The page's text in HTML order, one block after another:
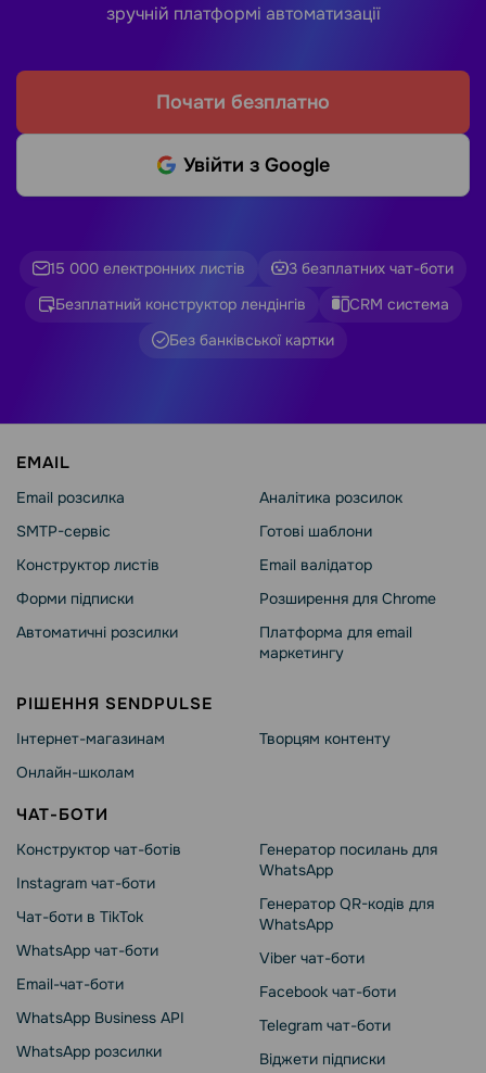
зручній платформі автоматизації
Почати безплатно
Увійти з Google
15 000 електронних листів
3 безплатних чат-боти
Безплатний конструктор лендінгів
CRM система
Без банківської картки
EMAIL
Email розсилка
SMTP-сервіс
Конструктор листів
Форми підписки
Автоматичні розсилки
Аналітика розсилок
Готові шаблони
Email валідатор
Розширення для Chrome
Платформа для email
маркетингу
РІШЕННЯ SENDPULSE
Інтернет-магазинам
Онлайн-школам
Творцям контенту
ЧАТ-БОТИ
Конструктор чат-ботів
Instagram чат-боти
Чат-боти в TikTok
WhatsApp чат-боти
Email-чат-боти
WhatsApp Business API
WhatsApp розсилки
Генератор посилань для
WhatsApp
Генератор QR-кодів для
WhatsApp
Viber чат-боти
Facebook чат-боти
Telegram чат-боти
Віджети підписки